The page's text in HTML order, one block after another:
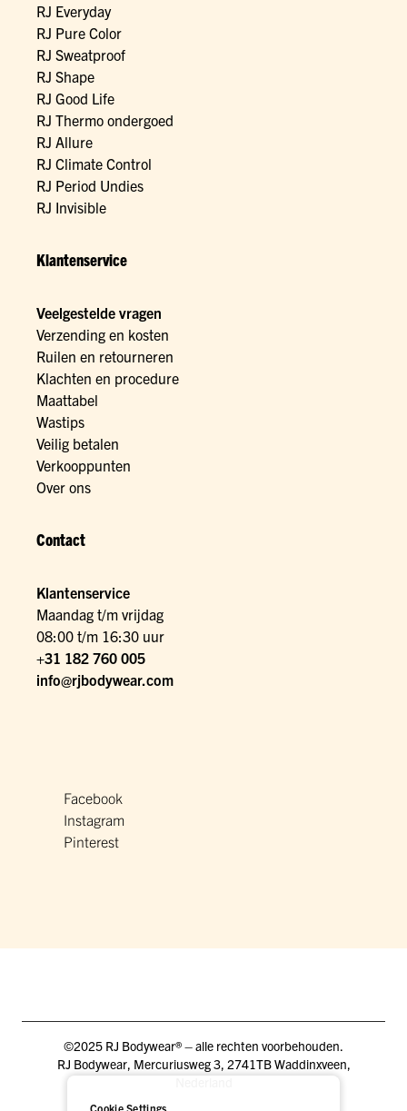
RJ Everyday
RJ Pure Color
RJ Sweatproof
RJ Shape
RJ Good Life
RJ Thermo ondergoed
RJ Allure
RJ Climate Control
RJ Period Undies
RJ Invisible
Klantenservice
Veelgestelde vragen
Verzending en kosten
Ruilen en retourneren
Klachten en procedure
Maattabel
Wastips
Veilig betalen
Verkooppunten
Over ons
Contact
Klantenservice
Maandag t/m vrijdag
08:00 t/m 16:30 uur
+31 182 760 005
info@rjbodywear.com
Facebook
Instagram
Pinterest
©2025 RJ Bodywear® – alle rechten voorbehouden.
RJ Bodywear, Mercuriusweg 3, 2741TB Waddinxveen,
Cookie Settings